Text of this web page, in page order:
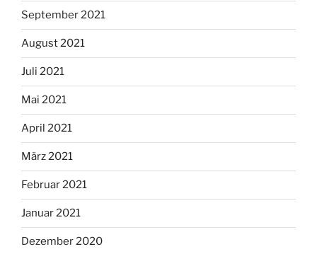
September 2021
August 2021
Juli 2021
Mai 2021
April 2021
März 2021
Februar 2021
Januar 2021
Dezember 2020